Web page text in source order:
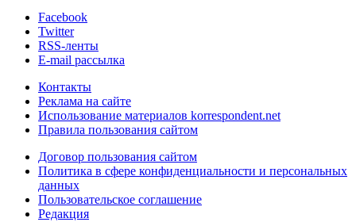
Facebook
Twitter
RSS-ленты
E-mail рассылка
Контакты
Реклама на сайте
Использование материалов korrespondent.net
Правила пользования сайтом
Договор пользования сайтом
Политика в сфере конфиденциальности и персональных
данных
Пользовательское соглашение
Редакция